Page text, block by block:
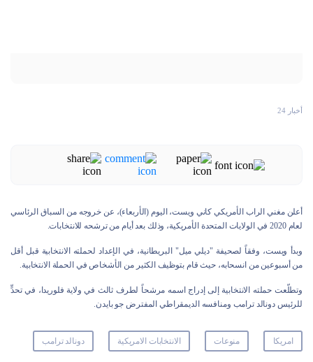
أخبار 24
أعلن مغني الراب الأمريكي كاني ويست، اليوم (الأربعاء)، عن خروجه من السباق الرئاسي
لعام 2020 في الولايات المتحدة الأمريكية، وذلك بعد أيام من ترشحه للانتخابات.
وبدأ ويست، وفقاً لصحيفة "ديلي ميل" البريطانية، في الإعداد لحملته الانتخابية قبل أقل
من أسبوعين من انسحابه، حيث قام بتوظيف الكثير من الأشخاص في الحملة الانتخابية.
وتطلّعت حملته الانتخابية إلى إدراج اسمه مرشحاً لطرف ثالث في ولاية فلوريدا، في تحدٍّ
للرئيس دونالد ترامب ومنافسه الديمقراطي المفترض جو بايدن.
امريكا منوعات الانتخابات الامريكية دونالد ترامب